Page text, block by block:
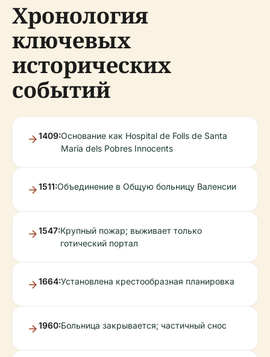
Хронология
ключевых
исторических
событий
1409:Основание как Hospital de Folls de Santa
María dels Pobres Innocents
1511:Объединение в Общую больницу Валенсии
1547:Крупный пожар; выживает только
готический портал
1664:Установлена крестообразная планировка
1960:Больница закрывается; частичный снос